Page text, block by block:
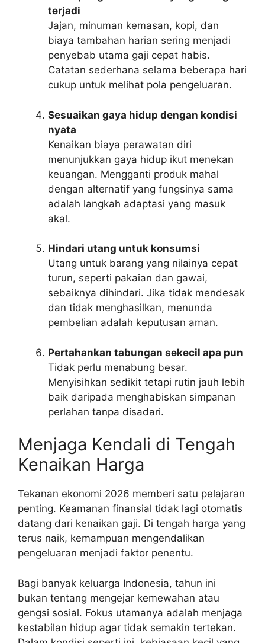
terjadi
Jajan, minuman kemasan, kopi, dan
biaya tambahan harian sering menjadi
penyebab utama gaji cepat habis.
Catatan sederhana selama beberapa hari
cukup untuk melihat pola pengeluaran.
Sesuaikan gaya hidup dengan kondisi
nyata
Kenaikan biaya perawatan diri
menunjukkan gaya hidup ikut menekan
keuangan. Mengganti produk mahal
dengan alternatif yang fungsinya sama
adalah langkah adaptasi yang masuk
akal.
Hindari utang untuk konsumsi
Utang untuk barang yang nilainya cepat
turun, seperti pakaian dan gawai,
sebaiknya dihindari. Jika tidak mendesak
dan tidak menghasilkan, menunda
pembelian adalah keputusan aman.
Pertahankan tabungan sekecil apa pun
Tidak perlu menabung besar.
Menyisihkan sedikit tetapi rutin jauh lebih
baik daripada menghabiskan simpanan
perlahan tanpa disadari.
Menjaga Kendali di Tengah
Kenaikan Harga
Tekanan ekonomi 2026 memberi satu pelajaran
penting. Keamanan finansial tidak lagi otomatis
datang dari kenaikan gaji. Di tengah harga yang
terus naik, kemampuan mengendalikan
pengeluaran menjadi faktor penentu.
Bagi banyak keluarga Indonesia, tahun ini
bukan tentang mengejar kemewahan atau
gengsi sosial. Fokus utamanya adalah menjaga
kestabilan hidup agar tidak semakin tertekan.